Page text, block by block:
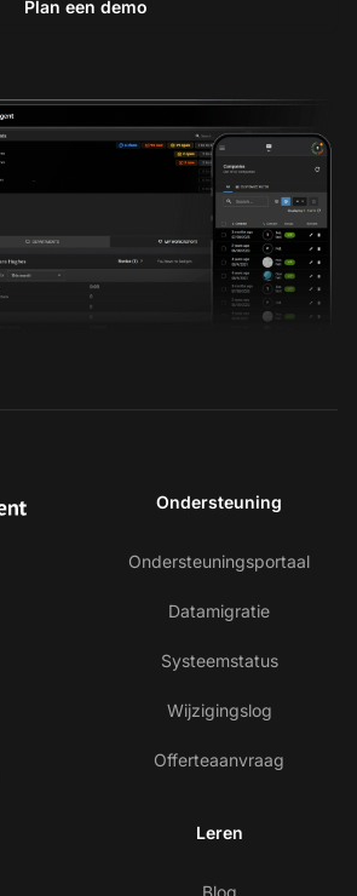
Plan een demo
Ondersteuning
Ondersteuningsportaal
Datamigratie
Systeemstatus
Wijzigingslog
Offerteaanvraag
Leren
Blog